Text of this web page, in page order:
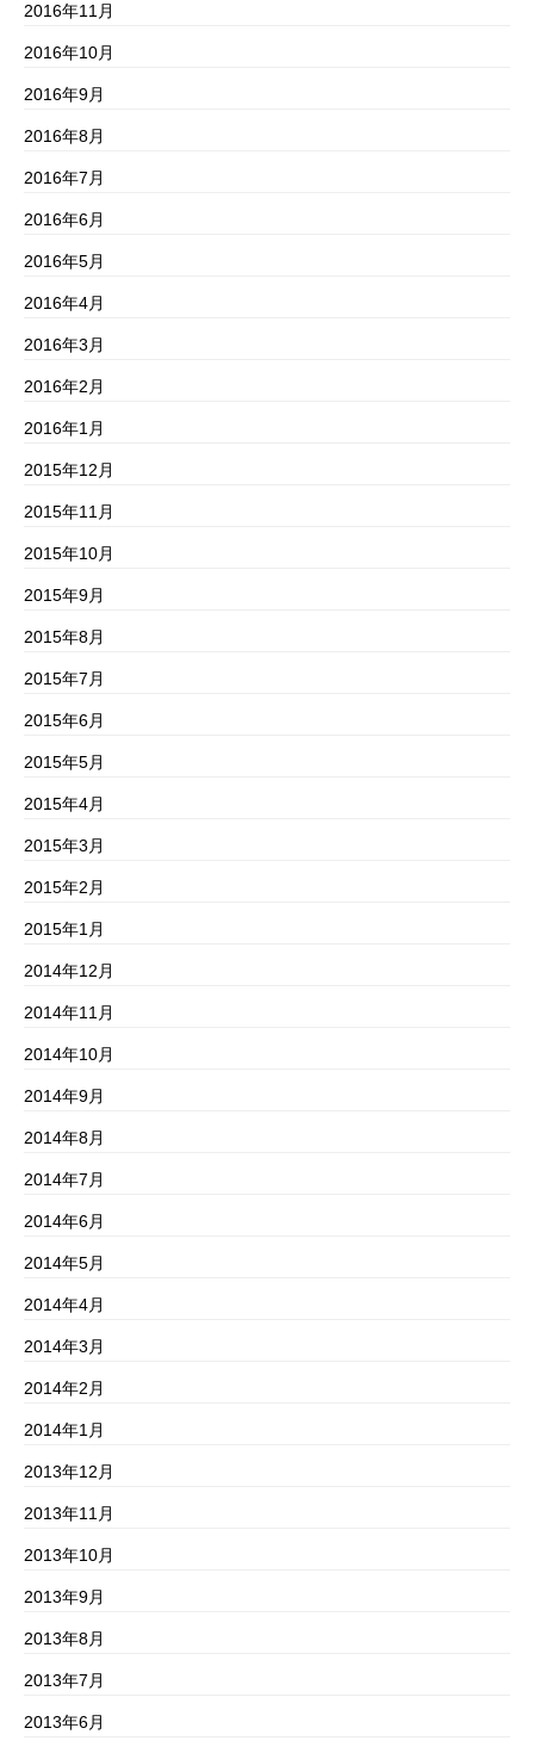
2016年11月
2016年10月
2016年9月
2016年8月
2016年7月
2016年6月
2016年5月
2016年4月
2016年3月
2016年2月
2016年1月
2015年12月
2015年11月
2015年10月
2015年9月
2015年8月
2015年7月
2015年6月
2015年5月
2015年4月
2015年3月
2015年2月
2015年1月
2014年12月
2014年11月
2014年10月
2014年9月
2014年8月
2014年7月
2014年6月
2014年5月
2014年4月
2014年3月
2014年2月
2014年1月
2013年12月
2013年11月
2013年10月
2013年9月
2013年8月
2013年7月
2013年6月